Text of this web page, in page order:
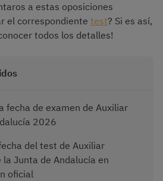
a estas oposiciones
el correspondiente test? Si es así,
todos los detalles!
fecha de examen de Auxiliar
2026
del test de Auxiliar
Junta de Andalucía en
oficial